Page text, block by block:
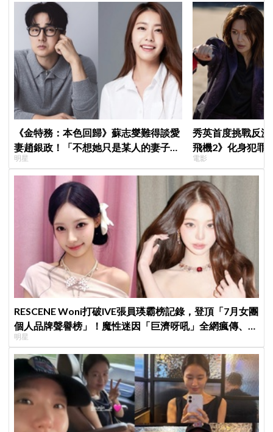
《金特務：本色回歸》蘇志燮難得談愛
妻趙銀政！「不想她只是某人的妻子」
一句話展現滿滿尊重與愛
明星
秀英首度挑戰反
飛機2》化身犯罪
電影
RESCENE Woni打破IVE張員瑛霸榜記錄，登頂「7月女團
個人品牌聲譽榜」！魔性迷因「巨濟呀吼」全網瘋傳、逆
襲Melon第一
明星